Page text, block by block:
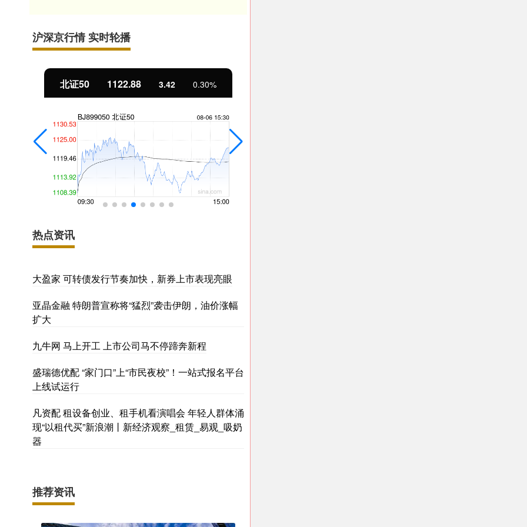
沪深京行情 实时轮播
北证50 1122.88 3.42 0.30%
热点资讯
大盈家 可转债发行节奏加快，新券上市表现亮眼
亚晶金融 特朗普宣称将“猛烈”袭击伊朗，油价涨幅
扩大
九牛网 马上开工 上市公司马不停蹄奔新程
盛瑞德优配 “家门口”上“市民夜校”！一站式报名平台
上线试运行
凡资配 租设备创业、租手机看演唱会 年轻人群体涌
现“以租代买”新浪潮丨新经济观察_租赁_易观_吸奶
器
推荐资讯